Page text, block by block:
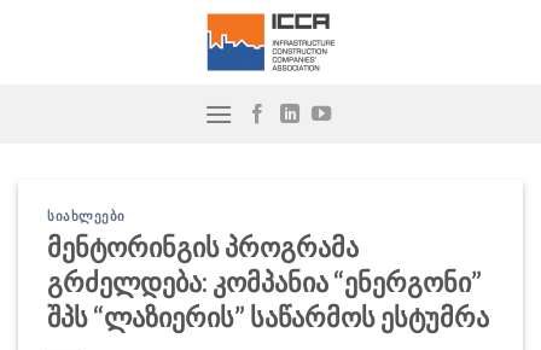
ᲡᲘᲐᲮᲚᲔᲔᲑᲘ
მენტორინგის პროგრამა
გრძელდება: კომპანია “ენერგონი”
შპს “ლაზიერის” საწარმოს ესტუმრა